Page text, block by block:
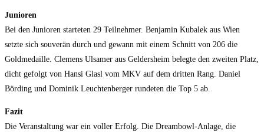
Junioren
Bei den Junioren starteten 29 Teilnehmer. Benjamin Kubalek aus Wien
setzte sich souverän durch und gewann mit einem Schnitt von 206 die
Goldmedaille. Clemens Ulsamer aus Geldersheim belegte den zweiten Platz,
dicht gefolgt von Hansi Glasl vom MKV auf dem dritten Rang. Daniel
Börding und Dominik Leuchtenberger rundeten die Top 5 ab.
Fazit
Die Veranstaltung war ein voller Erfolg. Die Dreambowl-Anlage, die